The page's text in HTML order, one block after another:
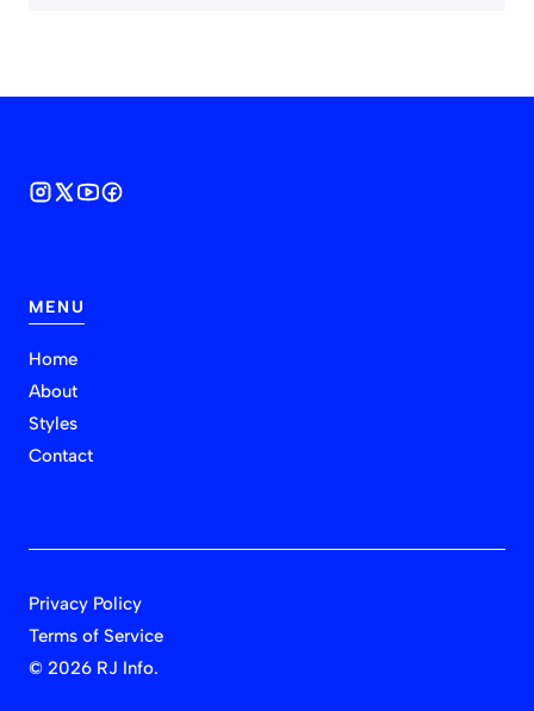
MENU
Home
About
Styles
Contact
© 2026 RJ Info.
Privacy Policy
Terms of Service